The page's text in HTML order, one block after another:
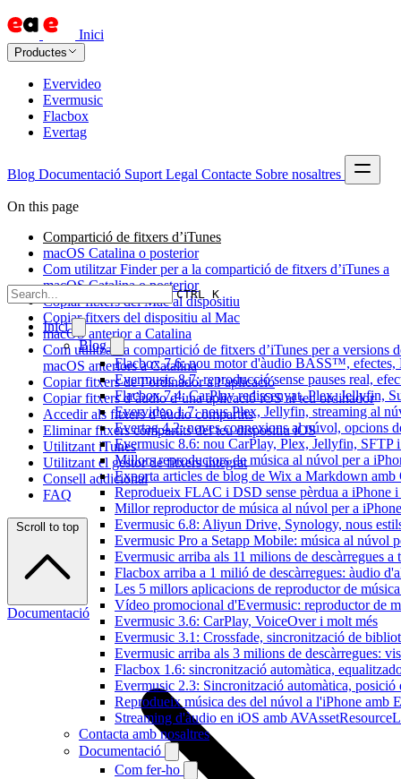
Inici
Productes
Evervideo
Evermusic
Flacbox
Evertag
Blog Documentació Suport Legal Contacte Sobre nosaltres
CTRL K
Inici
Blog
Flacbox 7.6: nou motor d'àudio BASS™, efectes,
Evermusic 8.7: reproducció sense pauses real,
Flacbox 7.4: CarPlay redissenyat, Plex, Jellyfin,
Evervideo 1.7: nous Plex, Jellyfin, streaming al
Evertag 4.2: noves connexions al núvol, opcions
Evermusic 8.6: nou CarPlay, Plex, Jellyfin, SFTP
Millors reproductors de música al núvol per a
Exporta articles de blog de Wix a Markdown
Reprodueix FLAC i DSD sense pèrdua a iPhone
Millor reproductor de música al núvol per a
Evermusic 6.8: Aliyun Drive, Synology, nous
Evermusic Pro a Setapp Mobile: música al núvol
Evermusic arriba als 11 milions de descàrregues a
Flacbox arriba a 1 milió de descàrregues: àudio
Les 5 millors aplicacions de reproductor de
Vídeo promocional d'Evermusic: reproductor de
Evermusic 3.6: CarPlay, VoiceOver i molt més
Evermusic 3.1: Crossfade, sincronització de
Evermusic arriba als 3 milions de descàrregues:
Flacbox 1.6: sincronització automàtica,
Evermusic 2.3: Sincronització automàtica, posició
Reprodueix música des del núvol a l'iPhone amb
Streaming d'àudio en iOS amb
Contacta amb nosaltres
Documentació
Com fer-ho
On this page
Compartició de fitxers d’iTunes
macOS Catalina o posterior
Com utilitzar Finder per a la compartició de fitxers d’iTunes a
macOS Catalina o posterior
Copiar fitxers del Mac al dispositiu
Copiar fitxers del dispositiu al Mac
macOS anterior a Catalina
Com utilitzar la compartició de fitxers d’iTunes per a versions
macOS anteriors a Catalina
Copiar fitxers de l’ordinador a l’aplicació
Copiar fitxers d’àudio d’una aplicació iOS al teu ordinador
Accedir als fitxers d’àudio compartits
Eliminar fitxers compartits del teu dispositiu iOS
Utilitzant iTunes
Utilitzant el gestor de fitxers integrat
Consell addicional
FAQ
Scroll to top
Documentació